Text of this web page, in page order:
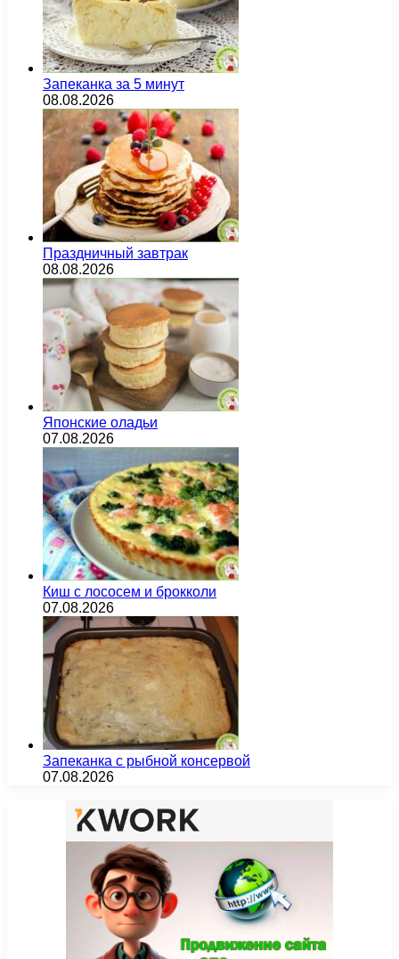
Запеканка за 5 минут
08.08.2026
Праздничный завтрак
08.08.2026
Японские оладьи
07.08.2026
Киш с лососем и брокколи
07.08.2026
Запеканка с рыбной консервой
07.08.2026